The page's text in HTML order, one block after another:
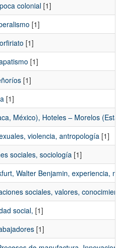
colonial [1]
[1]
[1]
[1]
[1]
[1]
México), Hoteles – Morelos
violencia, antropología [1]
sociales, sociología [1]
Walter Benjamin, experiencia,
sociales, valores,
social, [1]
[1]